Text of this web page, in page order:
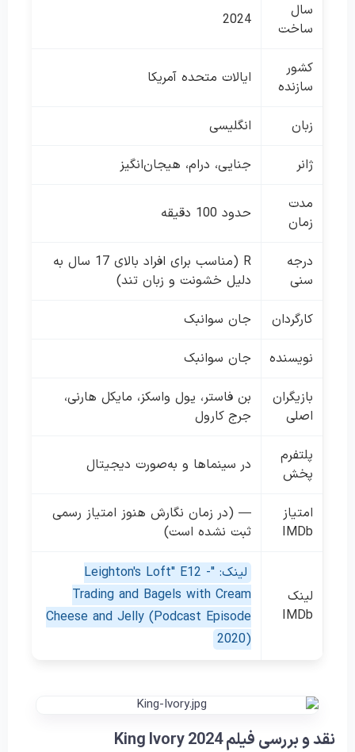
سال
ساخت
2024
کشور
سازنده
ایالات متحده آمریکا
زبان انگلیسی
ژانر جنایی، درام، هیجان‌انگیز
مدت
زمان
حدود 100 دقیقه
درجه
سنی
R (مناسب برای افراد بالای 17 سال به
دلیل خشونت و زبان تند)
کارگردان جان سوانبک
نویسنده جان سوانبک
بازیگران
اصلی
بن فاستر، یول واسکز، مایکل هارنی،
جرج کارول
پلتفرم
پخش
در سینماها و به‌صورت دیجیتال
امتیاز
IMDb
— (در زمان نگارش هنوز امتیاز رسمی
ثبت نشده است)
لینک
IMDb
لینک: "Leighton's Loft" E12 -
Trading and Bagels with Cream
Cheese and Jelly (Podcast Episode
2020)
نقد و بررسی فیلم King Ivory 2024